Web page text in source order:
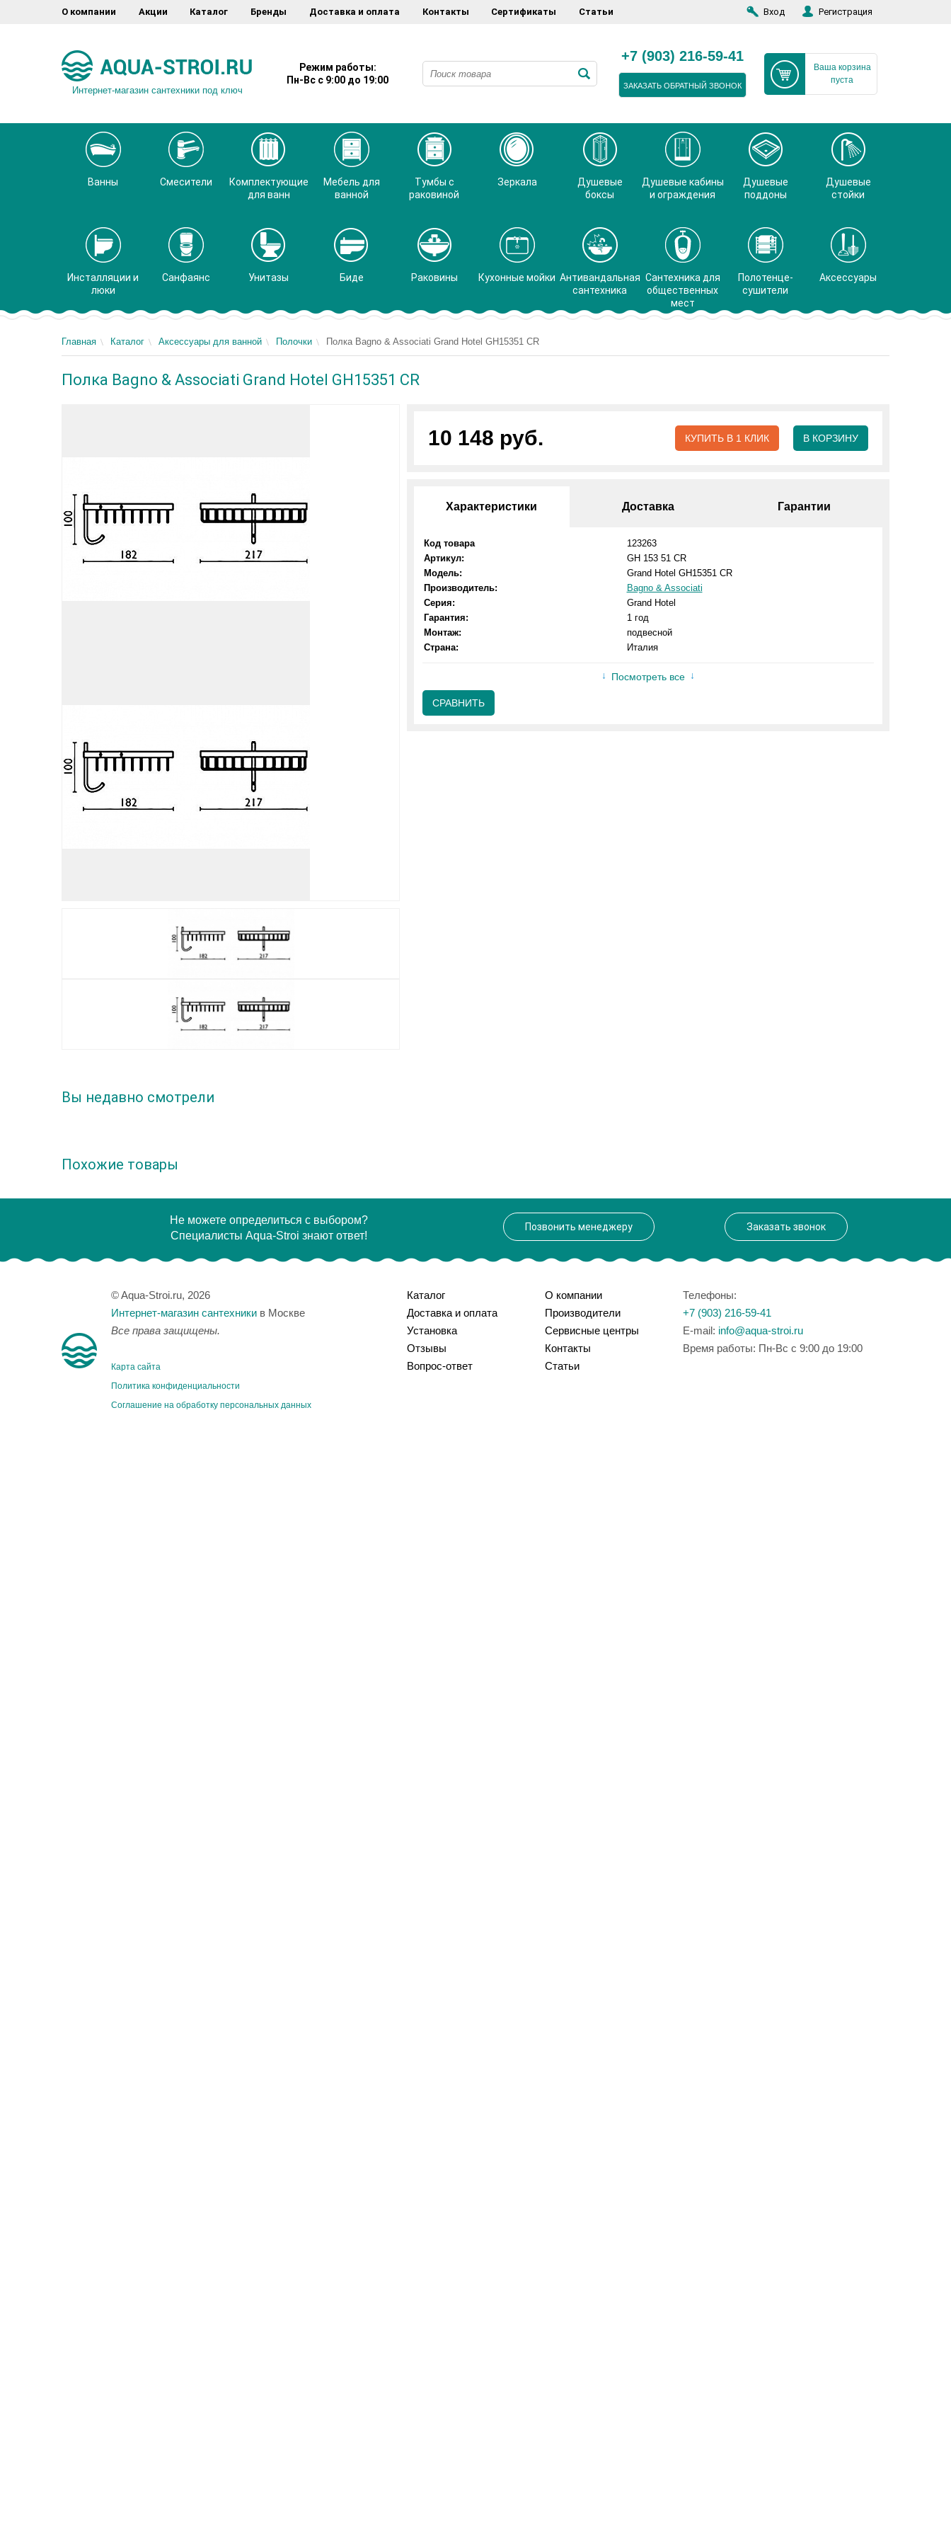
О компании Акции Каталог Бренды Доставка и оплата Контакты Сертификаты Статьи Вход Регистрация
Интернет-магазин сантехники под ключ
Режим работы:
Пн-Вс с 9:00 до 19:00
+7 (903) 216-59-41
ЗАКАЗАТЬ ОБРАТНЫЙ ЗВОНОК
Ваша корзина
пуста
Ванны Смесители
Комплектующие
для ванн
Мебель для
ванной
Тумбы с
раковиной
Зеркала
Душевые
боксы
Душевые кабины
и ограждения
Душевые
поддоны
Душевые
стойки
Инсталляции и
люки
Санфаянс Унитазы Биде Раковины Кухонные мойки Антивандальная
сантехника
Сантехника для
общественных
мест
Полотенце-
сушители
Аксессуары
Главная Каталог Аксессуары для ванной Полочки Полка Bagno & Associati Grand Hotel GH15351 CR
Полка Bagno & Associati Grand Hotel GH15351 CR
10 148 руб. КУПИТЬ В 1 КЛИК В КОРЗИНУ
Характеристики Доставка Гарантии
Код товара
123263
Артикул:
GH 153 51 CR
Модель:
Grand Hotel GH15351 CR
Производитель:
Bagno & Associati
Серия:
Grand Hotel
Гарантия:
1 год
Монтаж:
подвесной
Страна:
Италия
Посмотреть все
СРАВНИТЬ
Вы недавно смотрели
Похожие товары
Не можете определиться с выбором?
Специалисты Aqua-Stroi знают ответ!
Позвонить менеджеру Заказать звонок
© Aqua-Stroi.ru, 2026
Интернет-магазин сантехники в Москве
Все права защищены.
Карта сайта
Политика конфиденциальности
Соглашение на обработку персональных данных
Каталог
Доставка и оплата
Установка
Отзывы
Вопрос-ответ
О компании
Производители
Сервисные центры
Контакты
Статьи
Телефоны:
+7 (903) 216-59-41
E-mail: info@aqua-stroi.ru
Время работы: Пн-Вс с 9:00 до 19:00